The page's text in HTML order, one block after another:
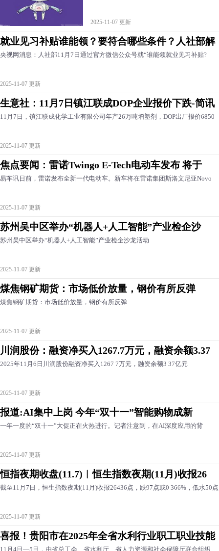
2025-11-07 更新
就业见习补贴谁能领？要符合哪些条件？人社部解
央视网消息：人社部11月7日通过官方微信公众号就“谁能领就业见习补贴?
2025-11-07 更新
生意社：11月7日镇江联成DOP企业报价下跌-简讯
11月7日，镇江联成化学工业有限公司年产26万吨增塑剂，DOP出厂报价6850
2025-11-07 更新
焦点要闻：雷诺Twingo E-Tech电动车发布 将于
易车讯日前，雷诺发布全新一代电动车。新车将在雷诺集团斯洛文尼亚Novo
2025-11-07 更新
苏州吴中区举办“机器人+人工智能”产业检企沙
苏州吴中区举办“机器人+人工智能”产业检企沙龙活动
2025-11-07 更新
煤焦钢矿期货：市场低价放量，钢价有所反弹
煤焦钢矿期货：市场低价放量，钢价有所反弹
2025-11-07 更新
川润股份：融资净买入1267.7万元，融资余额3.37
2025年11月6日川润股份融资净买入1267 7万元，融资余额3 37亿元
2025-11-07 更新
报道:AI集中上岗 今年“双十一”智能购物成新
一年一度的“双十一”大促正在火热进行。记者注意到，在AI深度应用的背
2025-11-07 更新
恒指夜期收盘(11.7)︱恒生指数夜期(11月)收报26
截至11月7日，恒生指数夜期(11月)收报26436点，跌97点或0 366%，低水50
2025-11-07 更新
喜报！贵阳市在2025年全省水利行业职工职业技能
11月4日—5日，由省总工会、省水利厅、省人力资源和社会保障厅联合组织